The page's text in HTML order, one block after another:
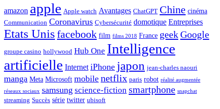
amazon apple Apple watch Avantages ChatGPT Chine cinéma
Communication Coronavirus Cybersécurité domotique Entreprises
Etats Unis facebook film films 2018 France geekGoogle
groupe casino hollywood Hub One Intelligence
artificielle Internet iPhone japon jean-charles naouri
manga Meta Microsoft mobile netflix paris robot réalité augmentée
réseaux sociaux samsung science-fiction smartphone snapchat
streaming Succès série twitter ubisoft